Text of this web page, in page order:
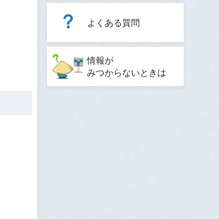
よくある質問
情報が
みつからないときは